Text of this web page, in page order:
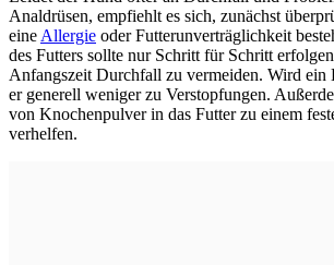
Analdrüsen, empfiehlt es sich, zunächst
eine Allergie oder Futterunverträglichkeit
des Futters sollte nur Schritt für Schritt
Anfangszeit Durchfall zu vermeiden. Wird ein
er generell weniger zu Verstopfungen.
von Knochenpulver in das Futter zu einem
verhelfen.